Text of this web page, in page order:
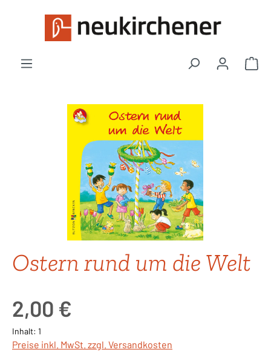
Zum Hauptinhalt springen
Bildergalerie überspringen
Ostern rund um die Welt
2,00 €
Inhalt: 1
Preise inkl. MwSt. zzgl. Versandkosten